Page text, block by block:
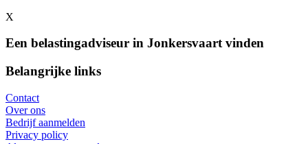
X
Een belastingadviseur in Jonkersvaart vinden
Belangrijke links
Contact
Over ons
Bedrijf aanmelden
Privacy policy